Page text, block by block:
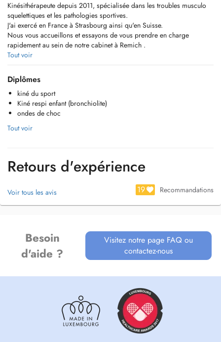
Kinésithérapeute depuis 2011, spécialisée dans les troubles musculo
squelettiques et les pathologies sportives.
J'ai exercé en France à Strasbourg ainsi qu'en Suisse.
Nous vous accueillons et essayons de vous prendre en charge
rapidement au sein de notre cabinet à Remich .
Kiné du sport , kiné respi , ondes de choc , tecartherapie , thérapie
manuelle, dry needling , la clinique du coureur et kinésithérapie à
domicile
Tout voir
Diplômes
kiné du sport
Kiné respi enfant (bronchiolite)
ondes de choc
Tout voir
Retours d'expérience
Voir tous les avis 19 Recommandations
Besoin
d'aide ?
Visitez notre page FAQ ou
contactez-nous